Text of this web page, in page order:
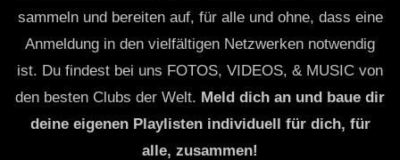
sammeln und bereiten auf, für alle und ohne, dass eine
Anmeldung in den vielfältigen Netzwerken notwendig
ist. Du findest bei uns FOTOS, VIDEOS, & MUSIC von
den besten Clubs der Welt. Meld dich an und baue dir
deine eigenen Playlisten individuell für dich, für
alle, zusammen!